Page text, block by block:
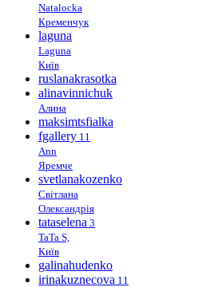
Natalocka
Кременчук
laguna
Laguna
Київ
ruslanakrasotka
alinavinnichuk
Алина
maksimtsfialka
fgallery 11
Ann
Яремче
svetlanakozenko
Світлана
Олександрія
tataselena 3
TaTa S,
Київ
galinahudenko
irinakuznecova 11